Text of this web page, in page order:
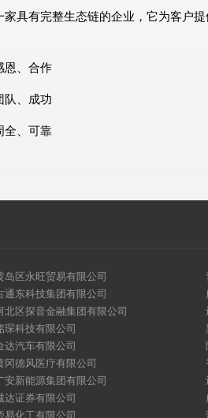
具有完整生态链的企业，它为客户
恩、合作
队、成功
全、可靠
岛区永旺贸易有限公司
通东科技集团有限公司
北区探音金融集团有限公司
琛科技有限公司
达汽车有限公司
冈德风医疗有限公司
安新能源集团有限公司
达证券有限公司
易化工有限公司